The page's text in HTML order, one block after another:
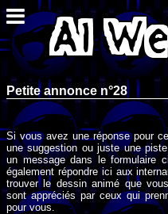
Petite annonce n°28
Si vous avez une réponse pour
une suggestion ou juste une
un message dans le formulaire
également répondre ici aux
trouver le dessin animé que
sont appréciés par ceux qui
pour vous.